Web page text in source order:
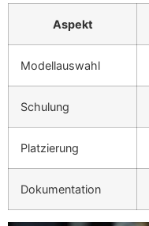
Aspekt
Modellauswahl
Schulung
Platzierung
Dokumentation